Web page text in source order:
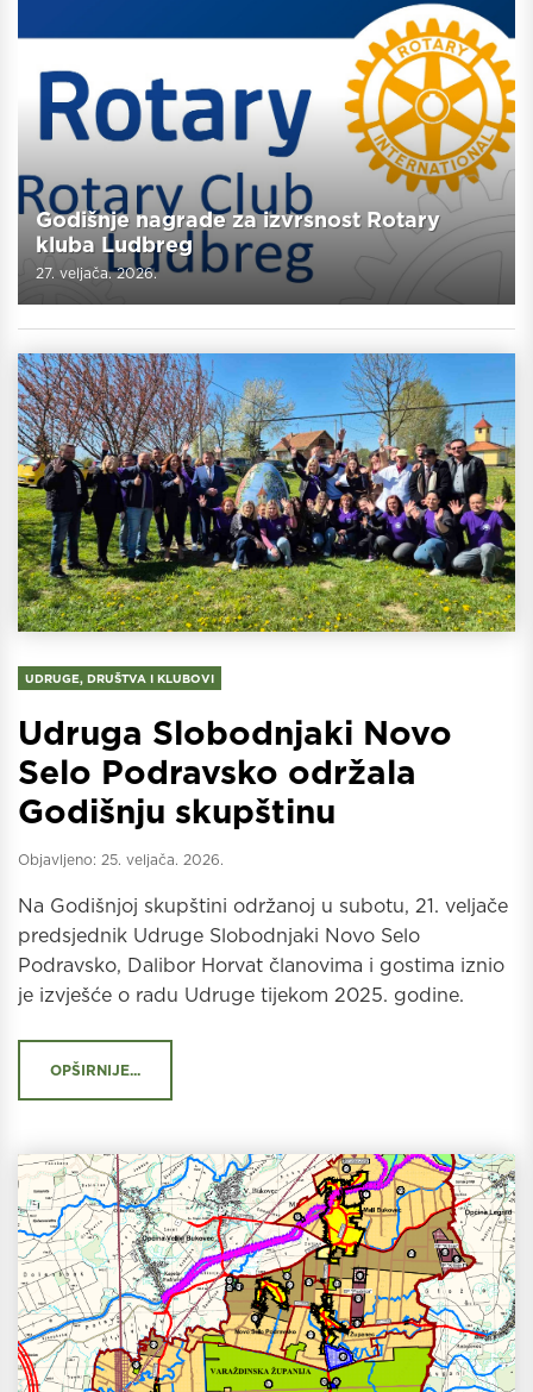
Godišnje nagrade za izvrsnost Rotary
kluba Ludbreg
27. veljača. 2026.
UDRUGE, DRUŠTVA I KLUBOVI
Udruga Slobodnjaki Novo
Selo Podravsko održala
Godišnju skupštinu
Objavljeno: 25. veljača. 2026.
Na Godišnjoj skupštini održanoj u subotu, 21. veljače
predsjednik Udruge Slobodnjaki Novo Selo
Podravsko, Dalibor Horvat članovima i gostima iznio
je izvješće o radu Udruge tijekom 2025. godine.
OPŠIRNIJE...